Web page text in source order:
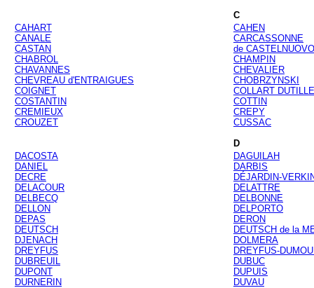
C
CAHART
CAHEN
CANALE
CARCASSONNE
CASTAN
de CASTELNUOVO
CHABROL
CHAMPIN
CHAVANNES
CHEVALIER
CHEVREAU d'ENTRAIGUES
CHOBRZYNSKI
COIGNET
COLLART
COSTANTIN
COTTIN
CREMIEUX
CREPY
CROUZET
CUSSAC
D
DACOSTA
DAGUILAH
DANIEL
DARBIS
DECRE
DÉJARDIN-
DELACOUR
DELATTRE
DELBECQ
DELBONNE
DELLON
DELPORTO
DEPAS
DERON
DEUTSCH
DEUTSCH de la
DJENACH
DOLMERA
DREYFUS
DREYFUS-
DUBREUIL
DUBUC
DUPONT
DUPUIS
DURNERIN
DUVAU